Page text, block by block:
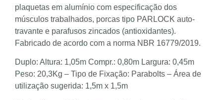
plaquetas em alumínio com especificação dos
músculos trabalhados, porcas tipo PARLOCK auto-
travante e parafusos zincados (antioxidantes).
Fabricado de acordo com a norma NBR 16779/2019.
Duplo: Altura: 1,05m Compr.: 0,80m Largura: 0,45m
Peso: 20,3Kg – Tipo de Fixação: Parabolts – Área de
utilização sugerida: 1,5m x 1,5m